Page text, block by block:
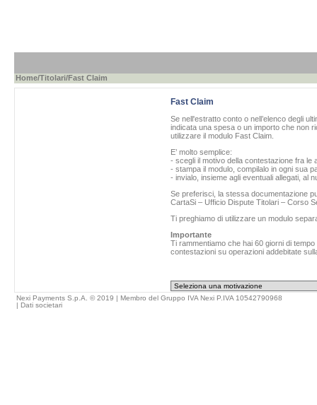
Home/Titolari/Fast Claim
Fast Claim
Se nell'estratto conto o nell’elenco degli
indicata una spesa o un importo che non
utilizzare il modulo Fast Claim.
E’ molto semplice:
- scegli il motivo della contestazione fra le
- stampa il modulo, compilalo in ogni sua
- invialo, insieme agli eventuali allegati, al
Se preferisci, la stessa documentazione
CartaSi – Ufficio Dispute Titolari – Corso
Ti preghiamo di utilizzare un modulo
Importante
Ti rammentiamo che hai 60 giorni di
contestazioni su operazioni addebitate
Nexi Payments S.p.A. © 2019 | Membro del Gruppo IVA Nexi P.IVA 10542790968
| Dati societari